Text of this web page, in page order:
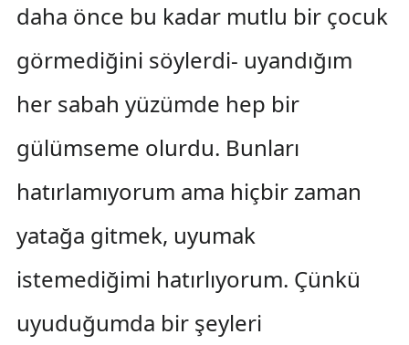
daha önce bu kadar mutlu bir çocuk
görmediğini söylerdi- uyandığım
her sabah yüzümde hep bir
gülümseme olurdu. Bunları
hatırlamıyorum ama hiçbir zaman
yatağa gitmek, uyumak
istemediğimi hatırlıyorum. Çünkü
uyuduğumda bir şeyleri